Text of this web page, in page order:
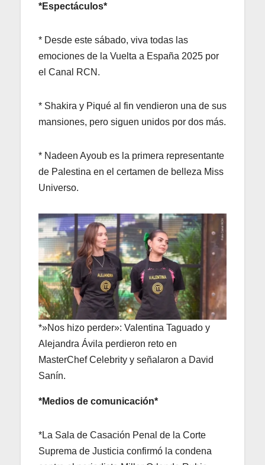
*Espectáculos*
* Desde este sábado, viva todas las
emociones de la Vuelta a España 2025 por
el Canal RCN.
* Shakira y Piqué al fin vendieron una de sus
mansiones, pero siguen unidos por dos más.
* Nadeen Ayoub es la primera representante
de Palestina en el certamen de belleza Miss
Universo.
*»Nos hizo perder»: Valentina Taguado y
Alejandra Ávila perdieron reto en
MasterChef Celebrity y señalaron a David
Sanín.
*Medios de comunicación*
*La Sala de Casación Penal de la Corte
Suprema de Justicia confirmó la condena